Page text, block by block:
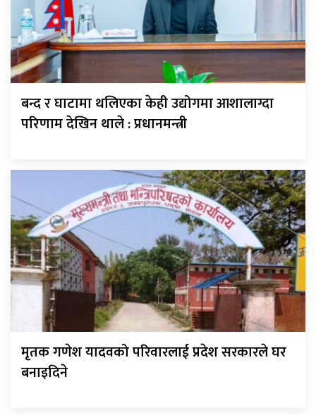
बन्द र घाटामा थलिएका केही उद्योगमा आशालाग्दा
परिणाम देखिन थाले : प्रधानमन्त्री
मृतक गणेश यादवको परिवारलाई प्रदेश सरकारले घर
बनाइदिने